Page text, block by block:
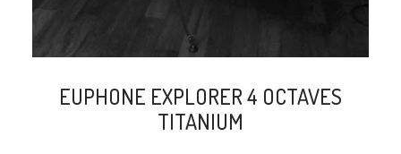
EUPHONE EXPLORER 4 OCTAVES
TITANIUM